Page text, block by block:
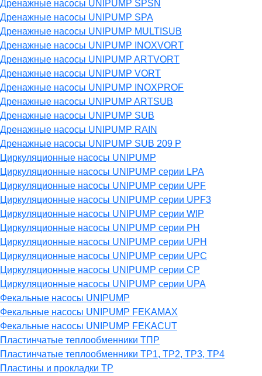
Дренажные насосы UNIPUMP SPSN
Дренажные насосы UNIPUMP SPA
Дренажные насосы UNIPUMP MULTISUB
Дренажные насосы UNIPUMP INOXVORT
Дренажные насосы UNIPUMP ARTVORT
Дренажные насосы UNIPUMP VORT
Дренажные насосы UNIPUMP INOXPROF
Дренажные насосы UNIPUMP ARTSUB
Дренажные насосы UNIPUMP SUB
Дренажные насосы UNIPUMP RAIN
Дренажные насосы UNIPUMP SUB 209 P
Циркуляционные насосы UNIPUMP
Циркуляционные насосы UNIPUMP серии LPA
Циркуляционные насосы UNIPUMP серии UPF
Циркуляционные насосы UNIPUMP серии UPF3
Циркуляционные насосы UNIPUMP серии WIP
Циркуляционные насосы UNIPUMP серии PH
Циркуляционные насосы UNIPUMP серии UPH
Циркуляционные насосы UNIPUMP серии UPC
Циркуляционные насосы UNIPUMP серии CP
Циркуляционные насосы UNIPUMP серии UPA
Фекальные насосы UNIPUMP
Фекальные насосы UNIPUMP FEKAMAX
Фекальные насосы UNIPUMP FEKACUT
Пластинчатые теплообменники ТПР
Пластинчатые теплообменники ТР1, ТР2, ТР3, ТР4
Пластины и прокладки ТР